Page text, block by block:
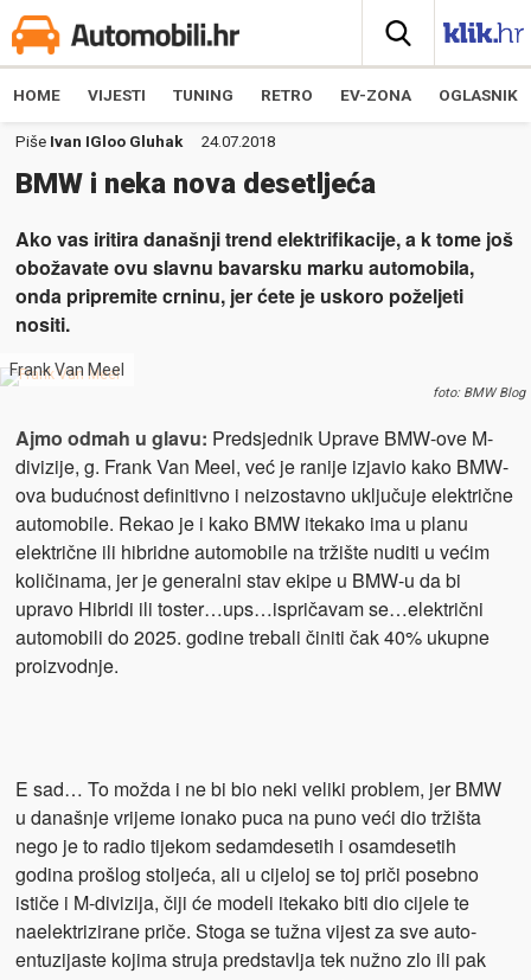
HOME VIJESTI TUNING RETRO EV-ZONA OGLASNIK
Piše Ivan IGloo Gluhak 24.07.2018
BMW i neka nova desetljeća
Ako vas iritira današnji trend elektrifikacije, a k tome još
obožavate ovu slavnu bavarsku marku automobila,
onda pripremite crninu, jer ćete je uskoro poželjeti
nositi.
Frank Van Meel
foto: BMW Blog
Ajmo odmah u glavu: Predsjednik Uprave BMW-ove M-
divizije, g. Frank Van Meel, već je ranije izjavio kako BMW-
ova budućnost definitivno i neizostavno uključuje električne
automobile. Rekao je i kako BMW itekako ima u planu
električne ili hibridne automobile na tržište nuditi u većim
količinama, jer je generalni stav ekipe u BMW-u da bi
upravo Hibridi ili toster…ups…ispričavam se…električni
automobili do 2025. godine trebali činiti čak 40% ukupne
proizvodnje.
E sad… To možda i ne bi bio neki veliki problem, jer BMW
u današnje vrijeme ionako puca na puno veći dio tržišta
nego je to radio tijekom sedamdesetih i osamdesetih
godina prošlog stoljeća, ali u cijeloj se toj priči posebno
ističe i M-divizija, čiji će modeli itekako biti dio cijele te
naelektrizirane priče. Stoga se tužna vijest za sve auto-
entuzijaste kojima struja predstavlja tek nužno zlo ili pak